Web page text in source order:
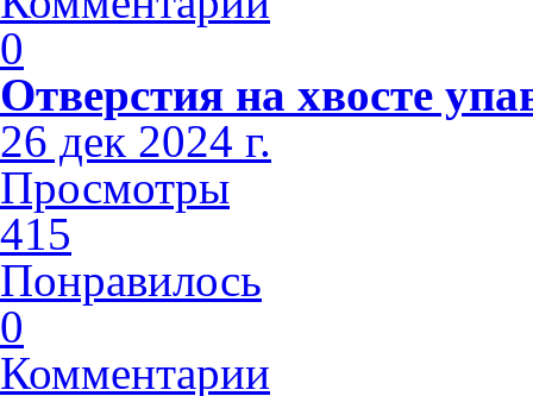
0
Отверстия на хвосте
26 дек 2024 г.
Просмотры
415
Понравилось
0
Комментарии